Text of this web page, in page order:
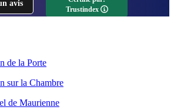
avis
impressionnant et
émouvant avec une
l'ambiance de notre
groupe de 12 femmes.
au moment de son
Trustindex
de la Porte
sur la Chambre
de Maurienne